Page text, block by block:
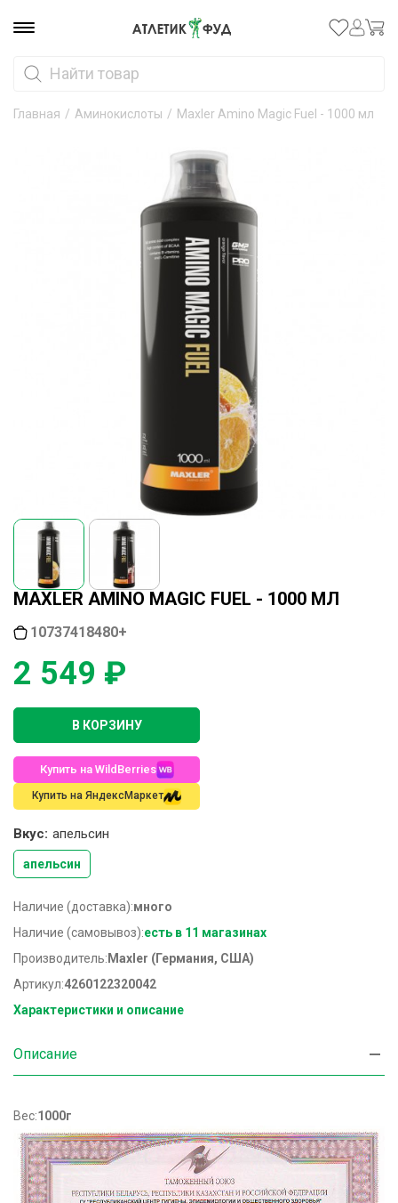
Главная / Аминокислоты / Maxler Amino Magic Fuel - 1000 мл
MAXLER AMINO MAGIC FUEL - 1000 МЛ
10737418480+
2 549 ₽
В КОРЗИНУ
Купить на WildBerries
Купить на ЯндексМаркет
Вкус: апельсин
апельсин
Наличие (доставка):много
Наличие (самовывоз):есть в 11 магазинах
Производитель: Maxler (Германия, США)
Артикул:4260122320042
Характеристики и описание
Описание
Вес:1000г